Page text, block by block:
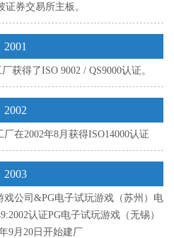
证券交易所主板。
2001
获得了ISO 9002 / QS9000认证。
2002
在2002年8月获得ISO14000认证
2003
戏公司&PG电子试玩游戏（苏州）电
认证PG电子试玩游戏（无锡）
9月20日开始建厂